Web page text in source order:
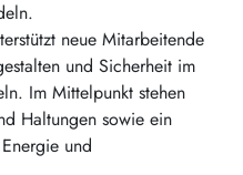
neue Mitarbeitende
und Sicherheit im
Im Mittelpunkt stehen
Haltungen sowie ein
und